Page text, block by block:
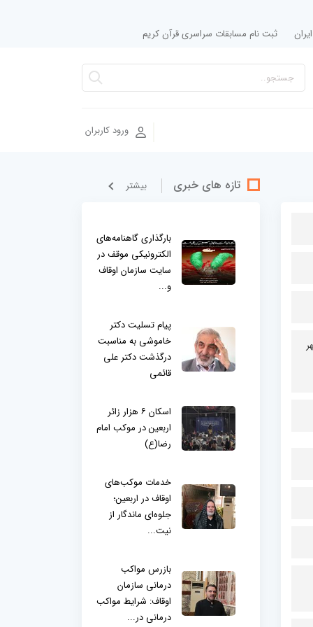
ثبت نام مسابقات سراسری قرآن کریم
ورود کاربران
مهر
تازه های خبری بيشتر
بارگذاری گاهنامه‌های
الکترونیکی موقف در
سایت سازمان اوقاف
و...
پیام تسلیت دکتر
خاموشی به مناسبت
درگذشت دکتر علی
قائمی
اسکان ۶ هزار زائر
اربعین در موکب امام
رضا(ع)
خدمات موکب‌های
اوقاف در اربعین؛
جلوه‌ای ماندگار از
نیت...
بازرس مواکب
درمانی سازمان
اوقاف: شرایط مواکب
درمانی در...